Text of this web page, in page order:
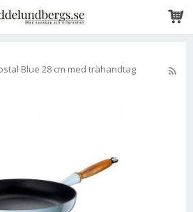
Blue 28 cm med trähandtag